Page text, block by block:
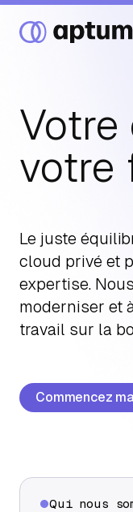
Ce que nous faisons
Ressources
Événements
À propos
Votre
votre
Le juste
cloud privé et
expertise.
moderniser et
travail sur la
Commencez
Qui nous